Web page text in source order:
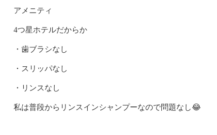
アメニティ
4つ星ホテルだからか
・歯ブラシなし
・スリッパなし
・リンスなし
私は普段からリンスインシャンプーなので問題なし😂